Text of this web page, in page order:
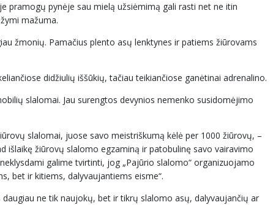
pramogų pynėje sau mielą užsiėmimą gali rasti net ne itin
mažuma.
žmonių. Pamačius plento asų lenktynes ir patiems žiūrovams
didžiulių iššūkių, tačiau teikiančiose ganėtinai adrenalino.
slalomai. Jau surengtos devynios nemenko susidomėjimo
slalomai, juose savo meistriškumą kėlė per 1000 žiūrovų, –
išlaikę žiūrovų slalomo egzaminą ir patobulinę savo vairavimo
galime tvirtinti, jog „Pajūrio slalomo“ organizuojamo
bet ir kitiems, dalyvaujantiems eisme“.
ne tik naujokų, bet ir tikrų slalomo asų, dalyvaujančių ar